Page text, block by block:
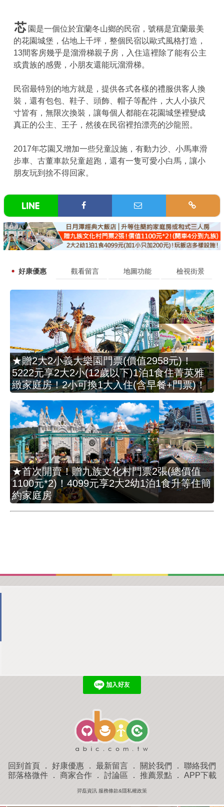
芯 園是一個位於宜蘭冬山鄉的民宿，號稱是宜蘭最美
的花園城堡，佔地上千坪，整個民宿以歐式風格打造，
13間客房幾乎是溜滑梯親子房，入住這裡除了能有公主
或貴族的感覺，小朋友還能玩溜滑梯。
民宿最特別的地方就是，提供各式各樣的禮服供客人換
裝，還有包包、鞋子、頭飾、帽子等配件，大人小孩尺
寸皆有，無限次換裝，讓每個人都能在花園城堡裡變成
真正的公主、王子，然後在民宿裡拍漂亮的沙龍照。
2017年芯園又增加一些兒童設施，有動力沙、小馬車滑
步車、古董車款兒童超跑，還有一隻可愛小白馬，讓小
朋友玩到捨不得回家。
好康優惠 觀看留言 地圖功能 檢視街景
★贈2大2小義大樂園門票(價值2958元)！
5222元享2大2小(12歲以下)1泊1食住菁英雅
緻家庭房！2小可換1大入住(含早餐+門票)！
★首次開賣！贈九族文化村門票2張(總價值
1100元*2)！4099元享2大2幼1泊1食升等住簡
約家庭房
回到首頁 ． 好康優惠 ． 最新留言 ． 關於我們 ． 聯絡我們
部落格微件． 商家合作． 討論區 ． 推薦景點． APP下載
羿磊資訊 服務條款&隱私權政策